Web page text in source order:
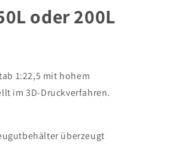
oder 200L
1:22,5 mit hohem
im 3D-Druckverfahren.
überzeugt